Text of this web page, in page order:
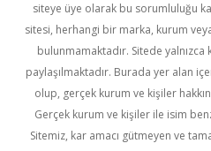
siteye üye olarak bu sorumluluğu
sitesi, herhangi bir marka, kurum
bulunmamaktadır. Sitede yalnızca
paylaşılmaktadır. Burada yer alan
olup, gerçek kurum ve kişiler
Gerçek kurum ve kişiler ile isim
Sitemiz, kar amacı gütmeyen ve